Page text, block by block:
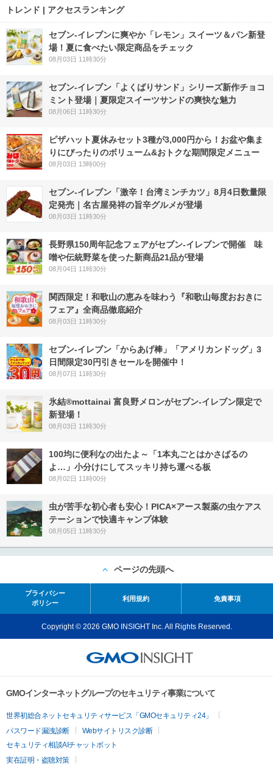
トレンド | アクセスランキング
セブン‐イレブンに爽やか「レモン」スイーツ＆パン新登
場！夏に食べたい限定商品をチェック
08月03日 11時30分
セブン‐イレブン「よくばりサンド」シリーズ新作チョコ
ミント登場｜夏限定スイーツサンドの爽快な魅力
08月06日 11時30分
ピザハット夏休みセット3種が3,000円から！お盆や集ま
りにぴったりのボリューム&おトクな期間限定メニュー
08月03日 13時00分
セブン-イレブン「激辛！台湾ミンチカツ」8月4日数量限
定発売｜名古屋発祥の旨辛グルメが登場
08月03日 11時30分
長野県150周年記念フェアがセブン-イレブンで開催 味
噌や伝統野菜を使った新商品21品が登場
08月04日 11時30分
関西限定！和歌山の恵みを味わう『和歌山毎度おおきに
フェア』全商品徹底紹介
08月03日 11時30分
セブン‐イレブン「からあげ棒」「アメリカンドッグ」3
日間限定30円引きセールを開催中！
08月07日 11時30分
氷結®mottainai 富良野メロンがセブン‐イレブン限定で
新登場！
08月03日 11時30分
100均に便利なの出たよ～「1本丸ごとはかさばるの
よ…」小分けにしてスッキリ持ち運べる板
08月02日 11時00分
虫が苦手な初心者も安心！PICA×アース製薬の虫ケアス
テーションで快適キャンプ体験
08月05日 11時30分
ページの先頭へ
プライバシー
ポリシー
利用規約 免責事項
Copyright © 2026 GMO INSIGHT Inc. All Rights Reserved.
GMOインターネットグループのセキュリティ事業について
世界初総合ネットセキュリティサービス「GMOセキュリティ24」
パスワード漏洩診断
Webサイトリスク診断
セキュリティ相談AIチャットボット
実在証明・盗聴対策